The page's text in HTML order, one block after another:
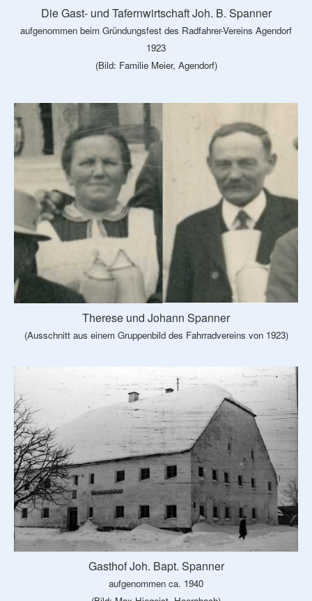
Die Gast- und Tafernwirtschaft Joh. B. Spanner
aufgenommen beim Gründungsfest des Radfahrer-Vereins Agendorf
1923
(Bild: Familie Meier, Agendorf)
Therese und Johann Spanner
(Ausschnitt aus einem Gruppenbild des Fahrradvereins von 1923)
Gasthof Joh. Bapt. Spanner
aufgenommen ca. 1940